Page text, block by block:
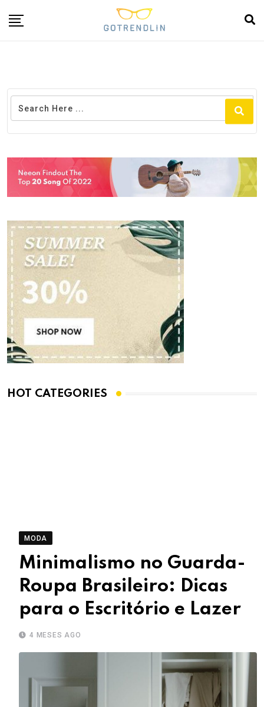
HOT CATEGORIES
MODA
Minimalismo no Guarda-
Roupa Brasileiro: Dicas
para o Escritório e Lazer
4 MESES AGO